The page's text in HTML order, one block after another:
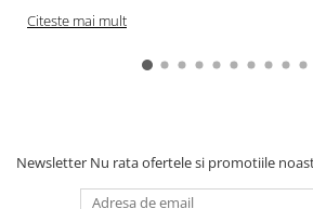
Citeste mai mult
Newsletter Nu rata ofertele si promotiile